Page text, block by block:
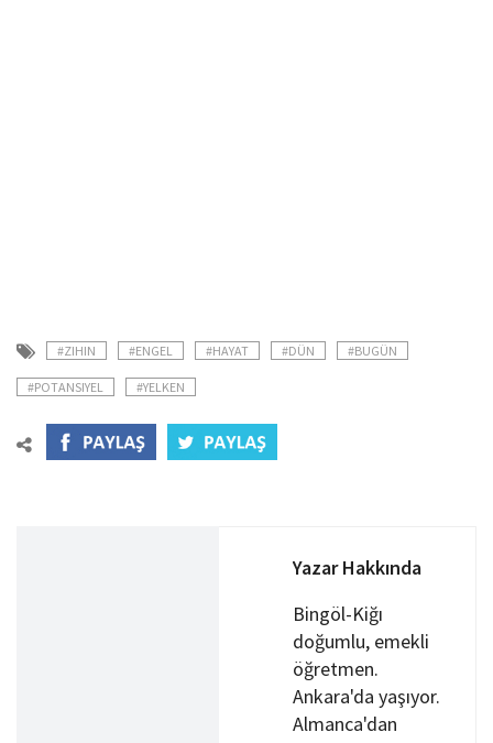
#ZIHIN #ENGEL #HAYAT #DÜN #BUGÜN
#POTANSIYEL #YELKEN
Yazar Hakkında
Bingöl-Kiğı
doğumlu, emekli
öğretmen.
Ankara'da yaşıyor.
Almanca'dan